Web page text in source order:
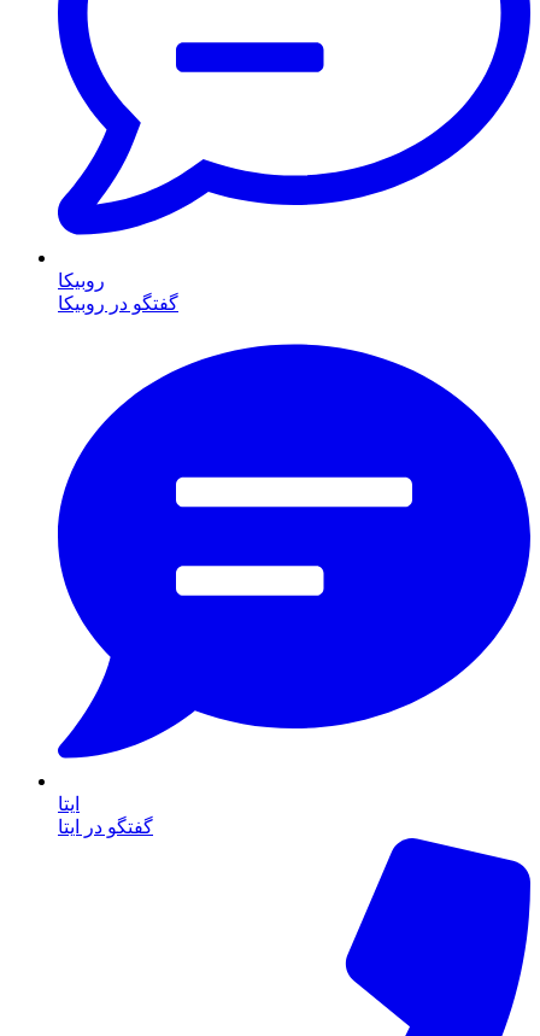
روبیکا
گفتگو در روبیکا
ایتا
گفتگو در ایتا